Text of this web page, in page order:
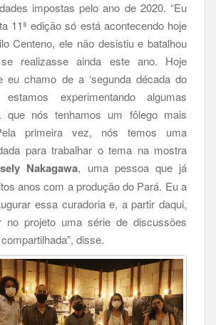
impostas pelo ano de 2020. “Eu
11ª edição só está acontecendo hoje
Centeno, ele não desistiu e batalhou
realizasse ainda este ano. Hoje
eu chamo de a ‘segunda década do
estamos experimentando algumas
que nós tenhamos um fôlego mais
primeira vez, nós temos uma
para trabalhar o tema na mostra
Nakagawa, uma pessoa que já
anos com a produção do Pará. Eu a
essa curadoria e, a partir daqui,
no projeto uma série de discussões
disse.